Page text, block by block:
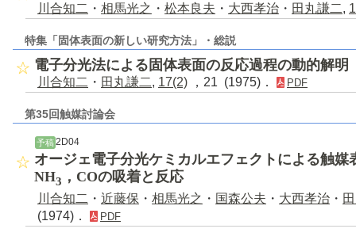
川合知二 ・ 相馬光之 ・ 松本良夫 ・ 大西孝治 ・ 田丸謙二,
特集「固体表面の新しい研究方法」・総説
電子分光法による固体表面の反応過程の動的解明
川合知二 ・ 田丸謙二, 17(2) ，21 (1975)． PDF
第35回触媒討論会
予稿 2D04
オージェ電子分光ケミカルエフェクトによる触
NH3 ，COの吸着と反応
川合知二 ・ 近藤保 ・ 相馬光之 ・ 国森公夫 ・ 大西孝治 ・
(1974)．
PDF